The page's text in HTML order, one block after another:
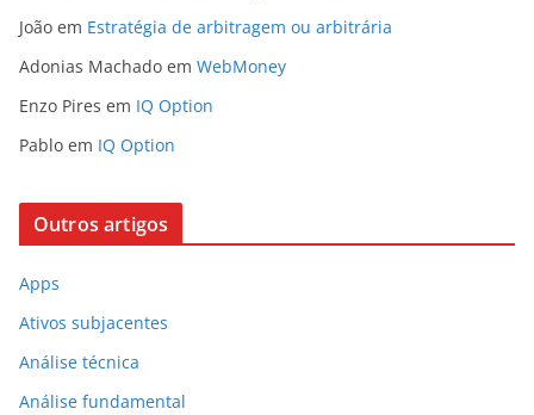
João em Estratégia de arbitragem ou arbitrária
Adonias Machado em WebMoney
Enzo Pires em IQ Option
Pablo em IQ Option
Outros artigos
Apps
Ativos subjacentes
Análise técnica
Análise fundamental